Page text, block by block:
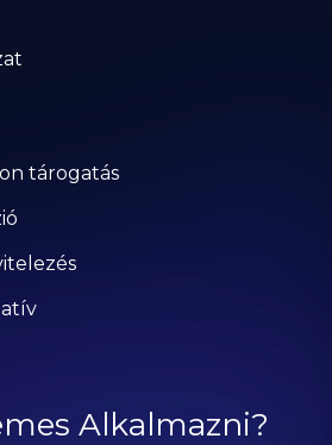
tárogatás
Alkalmazni?